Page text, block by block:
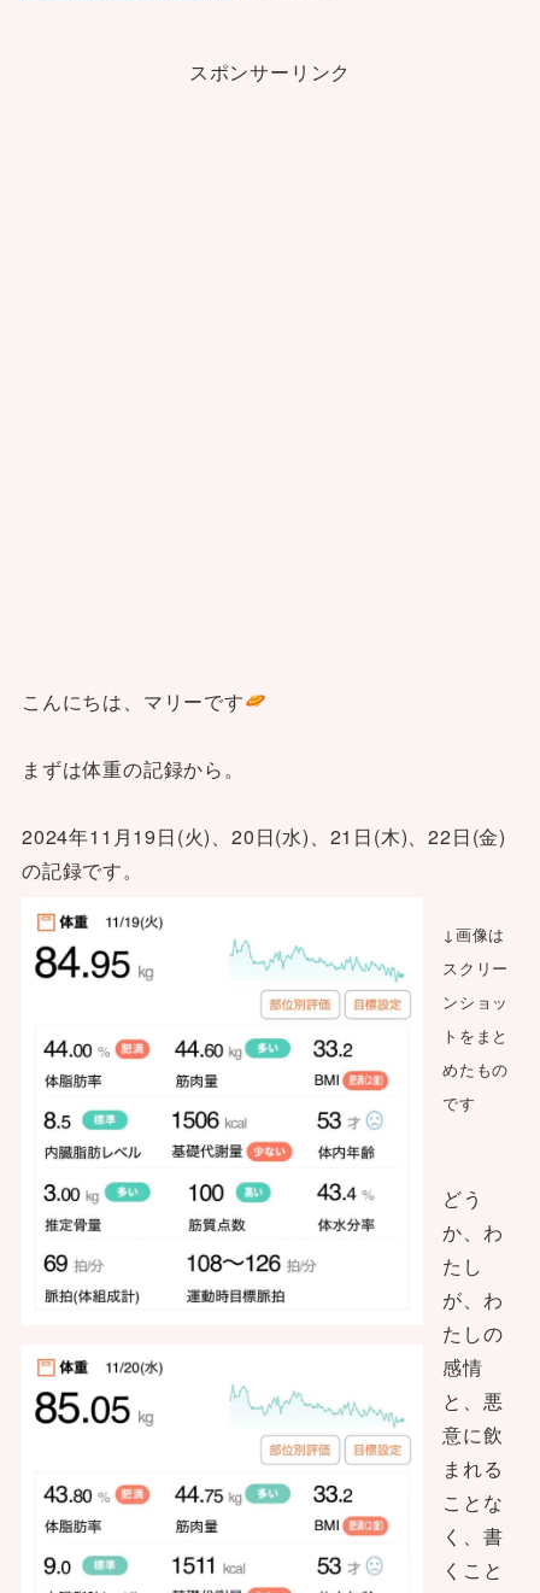
スポンサーリンク
こんにちは、マリーです
まずは体重の記録から。
2024年11月19日(火)、20日(水)、21日(木)、22日(金)
の記録です。
↓画像は
スクリー
ンショッ
トをまと
めたもの
です
どう
か、わ
たし
が、わ
たしの
感情
と、悪
意に飲
まれる
ことな
く、書
くこと